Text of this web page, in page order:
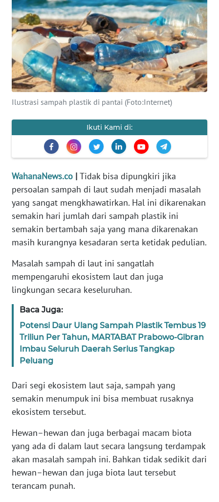
Ilustrasi sampah plastik di pantai (Foto:Internet)
Ikuti Kami di:
WahanaNews.co | Tidak bisa dipungkiri jika
persoalan sampah di laut sudah menjadi masalah
yang sangat mengkhawatirkan. Hal ini dikarenakan
semakin hari jumlah dari sampah plastik ini
semakin bertambah saja yang mana dikarenakan
masih kurangnya kesadaran serta ketidak pedulian.
Masalah sampah di laut ini sangatlah
mempengaruhi ekosistem laut dan juga
lingkungan secara keseluruhan.
Baca Juga:
Potensi Daur Ulang Sampah Plastik Tembus 19
Triliun Per Tahun, MARTABAT Prabowo-Gibran
Imbau Seluruh Daerah Serius Tangkap
Peluang
Dari segi ekosistem laut saja, sampah yang
semakin menumpuk ini bisa membuat rusaknya
ekosistem tersebut.
Hewan–hewan dan juga berbagai macam biota
yang ada di dalam laut secara langsung terdampak
akan masalah sampah ini. Bahkan tidak sedikit dari
hewan–hewan dan juga biota laut tersebut
terancam punah.
KESEHATAN
INTERNASIONAL
SERBA-SERBI
PENDIDIKAN
OPINI
EDITORIAL
Informasi
INDEKS
BERITA
KAMI
INFO
TENTANG
KAMI
MEDIA
SIBER
KARIR
DISCLAIMER